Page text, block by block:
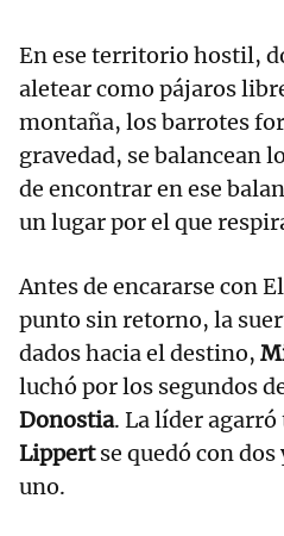
En ese territorio hostil,
aletear como pájaros
montaña, los barrotes
gravedad, se balancean
de encontrar en ese
un lugar por el que
Antes de encararse con
punto sin retorno, la
dados hacia el destino,
luchó por los segundos
Donostia. La líder agarró
Lippertse quedó con dos
uno.